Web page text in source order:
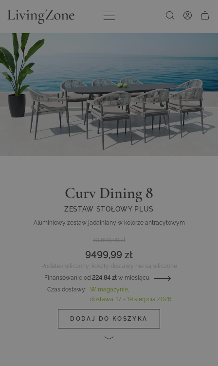
Curv Dining 8
ZESTAW STOŁOWY PLUS
Aluminiowy zestaw jadalniany w kolorze antracytowym
10 699,99 zł
9499,99 zł
Podatek wliczony, koszty dostawy nie są wliczone
Finansowanie od 224,84 złw miesiącu
Czas dostawy:
W magazynie,
dostawa: 17. - 19 sierpnia 2026
DODAJ DO KOSZYKA